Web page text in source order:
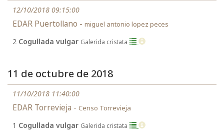
12/10/2018 09:15:00
EDAR Puertollano - miguel antonio lopez peces
2 Cogullada vulgar Galerida cristata
11 de octubre de 2018
11/10/2018 11:40:00
EDAR Torrevieja - Censo Torrevieja
1 Cogullada vulgar Galerida cristata